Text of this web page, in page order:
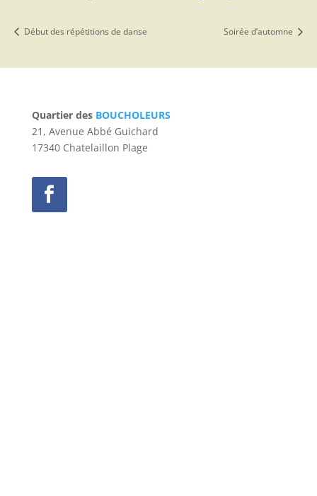
Début des répétitions de danse Soirée d’automne
Quartier des BOUCHOLEURS
21, Avenue Abbé Guichard
17340 Chatelaillon Plage